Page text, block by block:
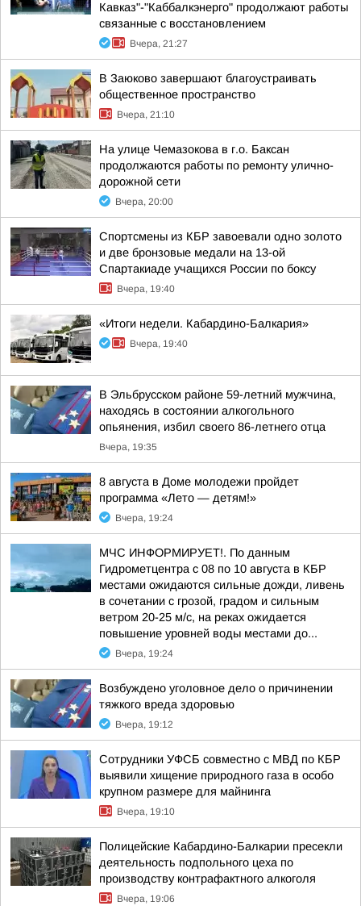
Кавказ"-"Каббалкэнерго" продолжают работы
связанные с восстановлением
Вчера, 21:27
В Заюково завершают благоустраивать
общественное пространство
Вчера, 21:10
На улице Чемазокова в г.о. Баксан
продолжаются работы по ремонту улично-
дорожной сети
Вчера, 20:00
Спортсмены из КБР завоевали одно золото
и две бронзовые медали на 13-ой
Спартакиаде учащихся России по боксу
Вчера, 19:40
«Итоги недели. Кабардино-Балкария»
Вчера, 19:40
В Эльбрусском районе 59-летний мужчина,
находясь в состоянии алкогольного
опьянения, избил своего 86-летнего отца
Вчера, 19:35
8 августа в Доме молодежи пройдет
программа «Лето — детям!»
Вчера, 19:24
МЧС ИНФОРМИРУЕТ!. По данным
Гидрометцентра с 08 по 10 августа в КБР
местами ожидаются сильные дожди, ливень
в сочетании с грозой, градом и сильным
ветром 20-25 м/с, на реках ожидается
повышение уровней воды местами до...
Вчера, 19:24
Возбуждено уголовное дело о причинении
тяжкого вреда здоровью
Вчера, 19:12
Сотрудники УФСБ совместно с МВД по КБР
выявили хищение природного газа в особо
крупном размере для майнинга
Вчера, 19:10
Полицейские Кабардино-Балкарии пресекли
деятельность подпольного цеха по
производству контрафактного алкоголя
Вчера, 19:06